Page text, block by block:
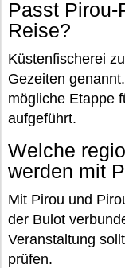
Passt
Reise?
Küstenfischerei
Gezeiten
mögliche Etappe
aufgeführt.
Welche
werden mit
Mit Pirou und
der Bulot
Veranstaltung
prüfen.